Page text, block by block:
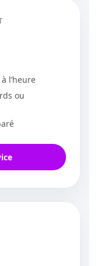
l’heure
ou